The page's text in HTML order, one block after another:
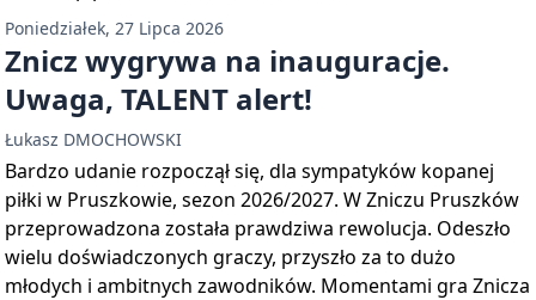
Poniedziałek, 27 Lipca 2026
Znicz wygrywa na inauguracje.
Uwaga, TALENT alert!
Łukasz DMOCHOWSKI
Bardzo udanie rozpoczął się, dla sympatyków kopanej
piłki w Pruszkowie, sezon 2026/2027. W Zniczu Pruszków
przeprowadzona została prawdziwa rewolucja. Odeszło
wielu doświadczonych graczy, przyszło za to dużo
młodych i ambitnych zawodników. Momentami gra Znicza